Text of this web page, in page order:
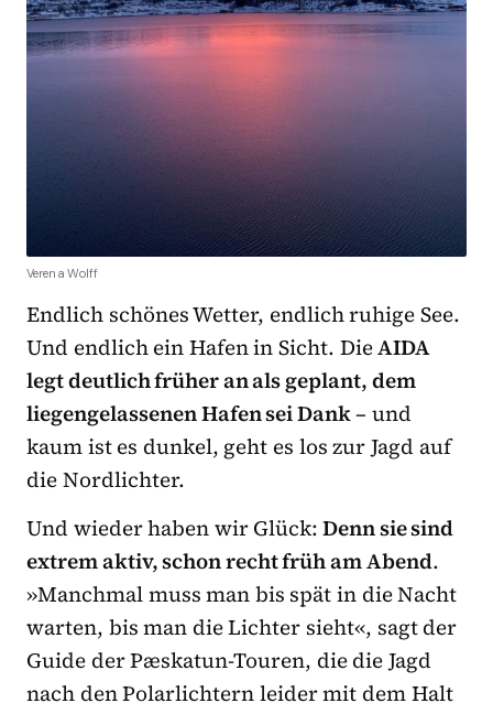
Verena Wolff
Endlich schönes Wetter, endlich ruhige See.
Und endlich ein Hafen in Sicht. DieAIDA
legt deutlich früher an als geplant, dem
liegengelassenen Hafen sei Dank– und
kaum ist es dunkel, geht es los zur Jagd auf
die Nordlichter.
Und wieder haben wir Glück:Denn sie sind
extrem aktiv, schon recht früh am Abend.
»Manchmal muss man bis spät in die Nacht
warten, bis man die Lichter sieht«, sagt der
Guide der Pæskatun-Touren, die die Jagd
nach den Polarlichtern leider mit dem Halt